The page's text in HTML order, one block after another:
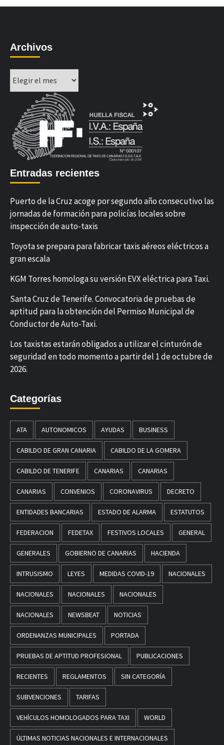
Archivos
Entradas recientes
Puerto de la Cruz acoge por segundo año consecutivo las
jornadas de formación para policías locales sobre
inspección de auto-taxis
Toyota se prepara para fabricar taxis aéreos eléctricos a
gran escala
KGM Torres homologa su versión EVX eléctrica para Taxi.
Santa Cruz de Tenerife. Convocatoria de pruebas de
aptitud para la obtención del Permiso Municipal de
Conductor de Auto-Taxi.
Los taxistas estarán obligados a utilizar el cinturón de
seguridad en todo momento a partir del 1 de octubre de
2026.
Categorías
ATA AUTONOMICOS AYUDAS BUSINESS
CABILDO DE GRAN CANARIA CABILDO DE LA GOMERA
CABILDO DE TENERIFE CANARIAS CANARIAS
CANARIAS CONVENIOS CORONAVIRUS DECRETO
ENTIDADES BANCARIAS ESTADO DE ALARMA ESTATUTOS
FEDERACION FEDETAX FESTIVOS LOCALES GENERAL
GENERALES GOBIERNO DE CANARIAS HACIENDA
INTRUSISMO LEYES MEDIDAS COVID-19 NACIONALES
NACIONALES NACIONALES NACIONALES
NACIONALES NEWSBEAT NOTICIAS
ORDENANZAS MUNICIPALES PORTADA
PRUEBAS DE APTITUD PROFESIONAL PUBLICACIONES
RECIENTES REGLAMENTOS SIN CATEGORÍA
SUBVENCIONES TARIFAS
VEHÍCULOS HOMOLOGADOS PARA TAXI WORLD
ÚLTIMAS NOTICIAS NACIONALES E INTERNACIONALES